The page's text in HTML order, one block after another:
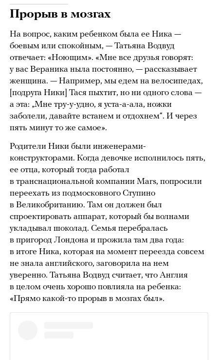
Прорыв в мозгах
На вопрос, каким ребенком была ее Ника —
боевым или спокойным, — Татьяна Водвуд
отвечает: «Ноющим». «Мне все друзья говорят:
у вас Вераника ныла постоянно, — рассказывает
женщина. — Например, мы едем на велосипедах,
[подруга Ники] Тася пыхтит, но ни одного слова —
а эта: „Мне тру-у-удно, я уста-а-ала, ножки
заболели, давайте встанем и отдохнем“. И через
пять минут то же самое».
Родители Ники были инженерами-
конструкторами. Когда девочке исполнилось пять,
ее отца, который тогда работал
в транснациональной компании Mars, попросили
переехать из подмосковного Ступино
в Великобританию. Там он должен был
спроектировать аппарат, который бы волнами
укладывал шоколад. Семья перебралась
в пригород Лондона и прожила там два года:
в итоге Ника, которая на момент переезда совсем
не знала английского, заговорила на нем
уверенно. Татьяна Водвуд считает, что Англия
в целом очень хорошо повлияла на ребенка:
«Прямо какой-то прорыв в мозгах был».